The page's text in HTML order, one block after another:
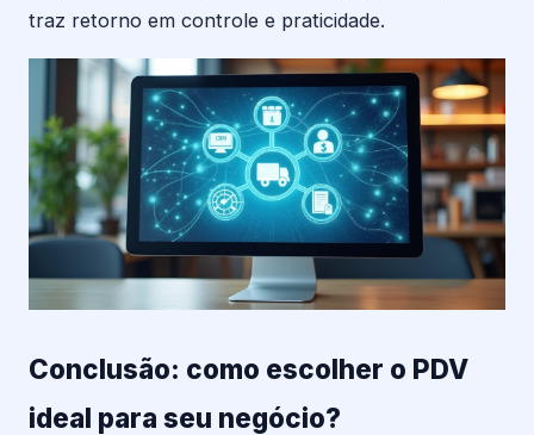
traz retorno em controle e praticidade.
Conclusão: como escolher o PDV
ideal para seu negócio?